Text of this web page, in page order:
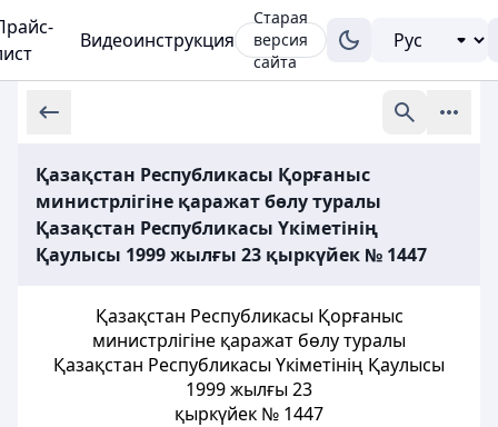
Видеоинструкция
Старая
версия
сайта
Қазақстан Республикасы Қорғаныс
министрлігіне қаражат бөлу туралы
Қазақстан Республикасы Үкіметінің
Қаулысы 1999 жылғы 23 қыркүйек № 1447
Қазақстан Республикасы Қорғаныс
министрлігіне қаражат бөлу туралы
Қазақстан Республикасы Үкіметінің Қаулысы
1999 жылғы 23
қыркүйек № 1447